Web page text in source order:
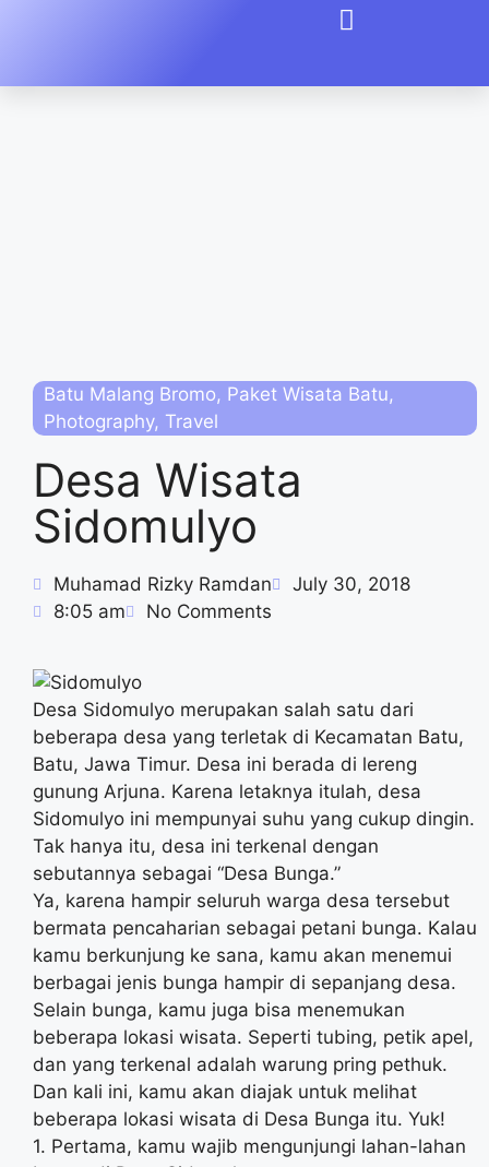
Batu Malang Bromo, Paket Wisata Batu,
Photography, Travel
Desa Wisata
Sidomulyo
Muhamad Rizky Ramdan
July 30, 2018
8:05 am
No Comments
Desa Sidomulyo merupakan salah satu dari
beberapa desa yang terletak di Kecamatan Batu,
Batu, Jawa Timur. Desa ini berada di lereng
gunung Arjuna. Karena letaknya itulah, desa
Sidomulyo ini mempunyai suhu yang cukup dingin.
Tak hanya itu, desa ini terkenal dengan
sebutannya sebagai “Desa Bunga.”
Ya, karena hampir seluruh warga desa tersebut
bermata pencaharian sebagai petani bunga. Kalau
kamu berkunjung ke sana, kamu akan menemui
berbagai jenis bunga hampir di sepanjang desa.
Selain bunga, kamu juga bisa menemukan
beberapa lokasi wisata. Seperti tubing, petik apel,
dan yang terkenal adalah warung pring pethuk.
Dan kali ini, kamu akan diajak untuk melihat
beberapa lokasi wisata di Desa Bunga itu. Yuk!
1. Pertama, kamu wajib mengunjungi lahan-lahan